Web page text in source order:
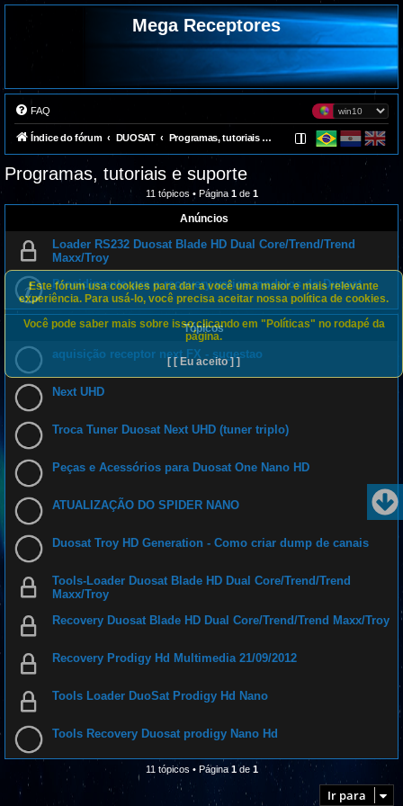
Mega Receptores
FAQ
Índice do fórum DUOSAT Programas, tutoriais e suporte
Programas, tutoriais e suporte
11 tópicos • Página 1de 1
Anúncios
Loader RS232 Duosat Blade HD Dual Core/Trend/Trend
Maxx/Troy
Procidimento pra o recovery varios modelos do Duosat
Tópicos
aquisição receptor next FX - sugestao
Next UHD
Troca Tuner Duosat Next UHD (tuner triplo)
Peças e Acessórios para Duosat One Nano HD
ATUALIZAÇÃO DO SPIDER NANO
Duosat Troy HD Generation - Como criar dump de canais
Tools-Loader Duosat Blade HD Dual Core/Trend/Trend
Maxx/Troy
Recovery Duosat Blade HD Dual Core/Trend/Trend Maxx/Troy
Recovery Prodigy Hd Multimedia 21/09/2012
Tools Loader DuoSat Prodigy Hd Nano
Tools Recovery Duosat prodigy Nano Hd
11 tópicos • Página 1de 1
Ir para
Este fórum usa cookies para dar a você uma maior e mais relevante
experiência. Para usá-lo, você precisa aceitar nossa política de cookies.
Você pode saber mais sobre isso clicando em "Políticas" no rodapé da
página.
[ [ Eu aceito ] ]